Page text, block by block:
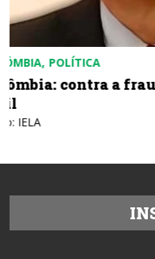
CUBA POLÍTICA
Cuba: a arte de